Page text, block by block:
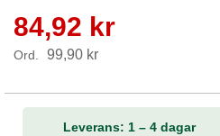
gallery
Reapris
84,92 kr
Ord. 99,90 kr
Leverans: 1 – 4 dagar